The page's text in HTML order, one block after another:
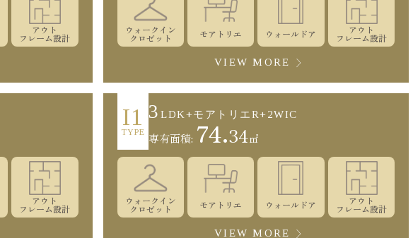
アウト
フレーム設計
ウォークイン
クロゼット モアトリエ ウォールドア アウト
フレーム設計
VIEW MORE
アウト
フレーム設計
I1
TYPE
3 LDK+モアトリエR+2WIC
専有面積: 74.34㎡
ウォークイン
クロゼット モアトリエ ウォールドア アウト
フレーム設計
VIEW MORE